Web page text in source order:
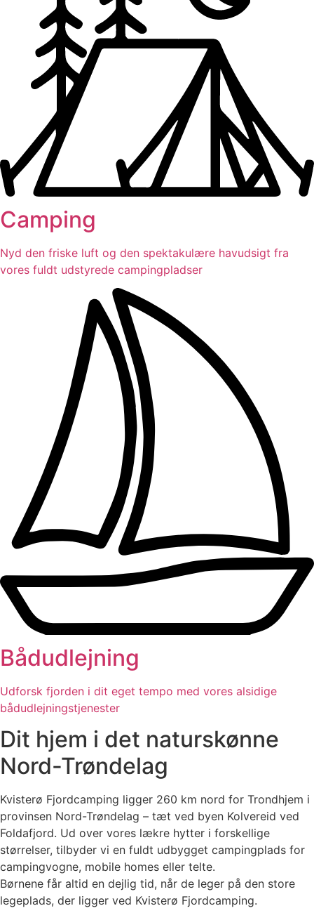
Camping
Nyd den friske luft og den spektakulære havudsigt fra
vores fuldt udstyrede campingpladser
Bådudlejning
Udforsk fjorden i dit eget tempo med vores alsidige
bådudlejningstjenester
Dit hjem i det naturskønne
Nord-Trøndelag
Kvisterø Fjordcamping ligger 260 km nord for Trondhjem i
provinsen Nord-Trøndelag – tæt ved byen Kolvereid ved
Foldafjord. Ud over vores lækre hytter i forskellige
størrelser, tilbyder vi en fuldt udbygget campingplads for
campingvogne, mobile homes eller telte.
Børnene får altid en dejlig tid, når de leger på den store
legeplads, der ligger ved Kvisterø Fjordcamping.